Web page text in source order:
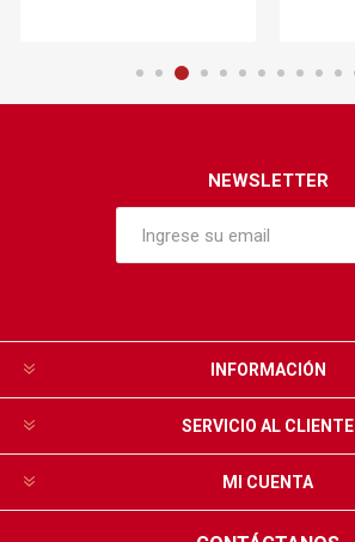
NEWSLETTER
INFORMACIÓN
SERVICIO AL CLIENTE
MI CUENTA